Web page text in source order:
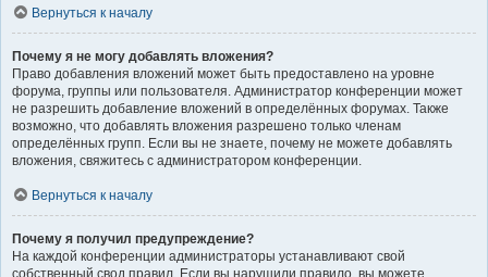
Вернуться к началу
Почему я не могу добавлять вложения?
Право добавления вложений может быть предоставлено на уровне
форума, группы или пользователя. Администратор конференции может
не разрешить добавление вложений в определённых форумах. Также
возможно, что добавлять вложения разрешено только членам
определённых групп. Если вы не знаете, почему не можете добавлять
вложения, свяжитесь с администратором конференции.
Вернуться к началу
Почему я получил предупреждение?
На каждой конференции администраторы устанавливают свой
собственный свод правил. Если вы нарушили правило, вы можете